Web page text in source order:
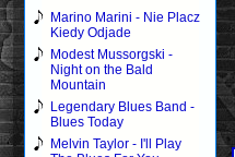
Marino Marini - Nie Placz
Kiedy Odjade
Modest Mussorgski -
Night on the Bald
Mountain
Legendary Blues Band -
Blues Today
Melvin Taylor - I'll Play